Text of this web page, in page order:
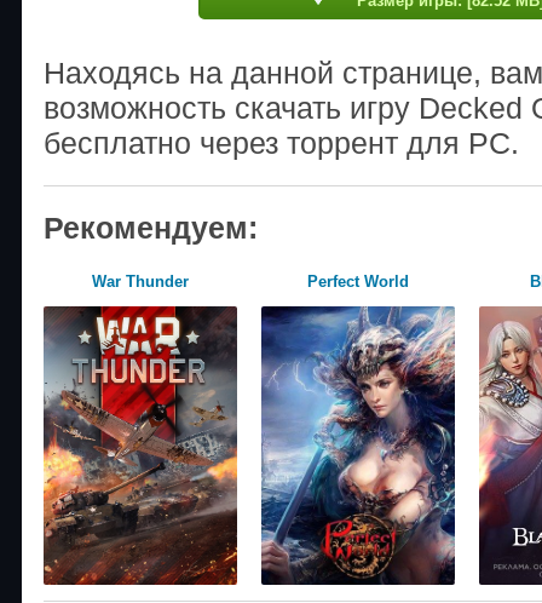
Находясь на данной странице,
возможность скачать игру
бесплатно через торрент для PC.
Рекомендуем:
War Thunder Perfect World